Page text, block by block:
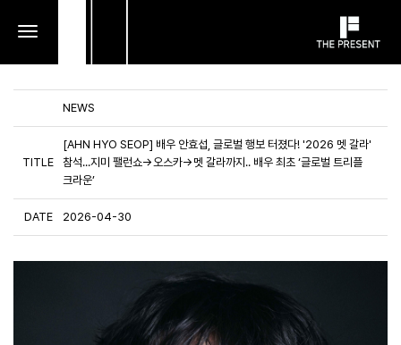
toggle
NEWS
TITLE
[AHN HYO SEOP] 배우 안효섭, 글로벌 행보 터졌다! '2026 멧 갈라'
참석...지미 팰런쇼→오스카→멧 갈라까지.. 배우 최초 ‘글로벌 트리플
크라운’
DATE 2026-04-30